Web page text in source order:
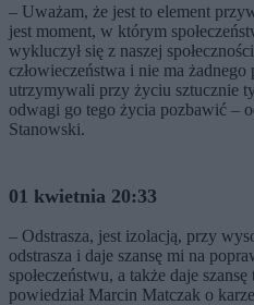
– Uważam, że jest to element
jest moment, w którym
wykluczył się z naszej
człowieczeństwa i nie ma
utrzymywali przy życiu sztucznie
odwagi go tego życia pozbawić –
Stanowski.
01 kwietnia 20:33
– Odstrasza, jest izolacją, przy
odstrasza i daje szansę mi na
społeczeństwu, a także daje
powiedział Marcin Matczak o